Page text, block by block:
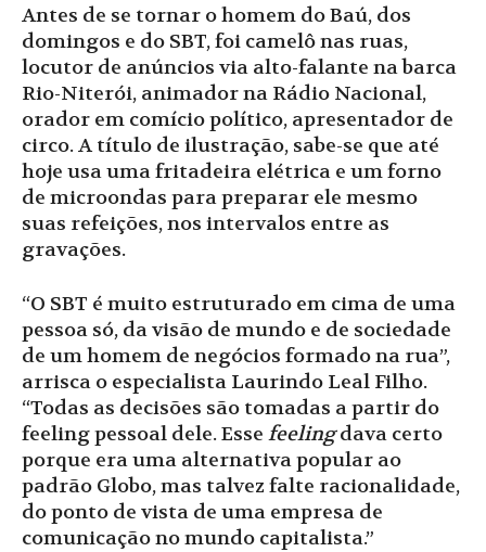
Antes de se tornar o homem do Baú, dos
domingos e do SBT, foi camelô nas ruas,
locutor de anúncios via alto-falante na barca
Rio-Niterói, animador na Rádio Nacional,
orador em comício político, apresentador de
circo. A título de ilustração, sabe-se que até
hoje usa uma fritadeira elétrica e um forno
de microondas para preparar ele mesmo
suas refeições, nos intervalos entre as
gravações.
“O SBT é muito estruturado em cima de uma
pessoa só, da visão de mundo e de sociedade
de um homem de negócios formado na rua”,
arrisca o especialista Laurindo Leal Filho.
“Todas as decisões são tomadas a partir do
feeling pessoal dele. Esse feelingdava certo
porque era uma alternativa popular ao
padrão Globo, mas talvez falte racionalidade,
do ponto de vista de uma empresa de
comunicação no mundo capitalista.”